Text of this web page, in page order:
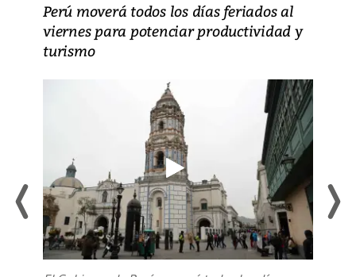
Perú moverá todos los días feriados al
viernes para potenciar productividad y
turismo